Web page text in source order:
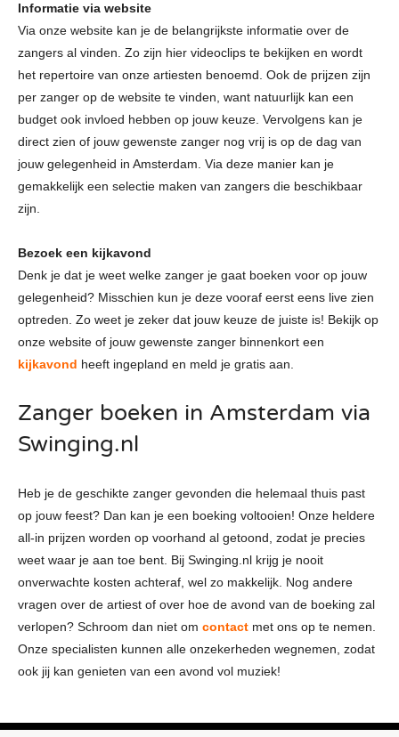
Informatie via website
Via onze website kan je de belangrijkste informatie over de
zangers al vinden. Zo zijn hier videoclips te bekijken en wordt
het repertoire van onze artiesten benoemd. Ook de prijzen zijn
per zanger op de website te vinden, want natuurlijk kan een
budget ook invloed hebben op jouw keuze. Vervolgens kan je
direct zien of jouw gewenste zanger nog vrij is op de dag van
jouw gelegenheid in Amsterdam. Via deze manier kan je
gemakkelijk een selectie maken van zangers die beschikbaar
zijn.
Bezoek een kijkavond
Denk je dat je weet welke zanger je gaat boeken voor op jouw
gelegenheid? Misschien kun je deze vooraf eerst eens live zien
optreden. Zo weet je zeker dat jouw keuze de juiste is! Bekijk op
onze website of jouw gewenste zanger binnenkort een
kijkavond heeft ingepland en meld je gratis aan.
Zanger boeken in Amsterdam via
Swinging.nl
Heb je de geschikte zanger gevonden die helemaal thuis past
op jouw feest? Dan kan je een boeking voltooien! Onze heldere
all-in prijzen worden op voorhand al getoond, zodat je precies
weet waar je aan toe bent. Bij Swinging.nl krijg je nooit
onverwachte kosten achteraf, wel zo makkelijk. Nog andere
vragen over de artiest of over hoe de avond van de boeking zal
verlopen? Schroom dan niet om contact met ons op te nemen.
Onze specialisten kunnen alle onzekerheden wegnemen, zodat
ook jij kan genieten van een avond vol muziek!